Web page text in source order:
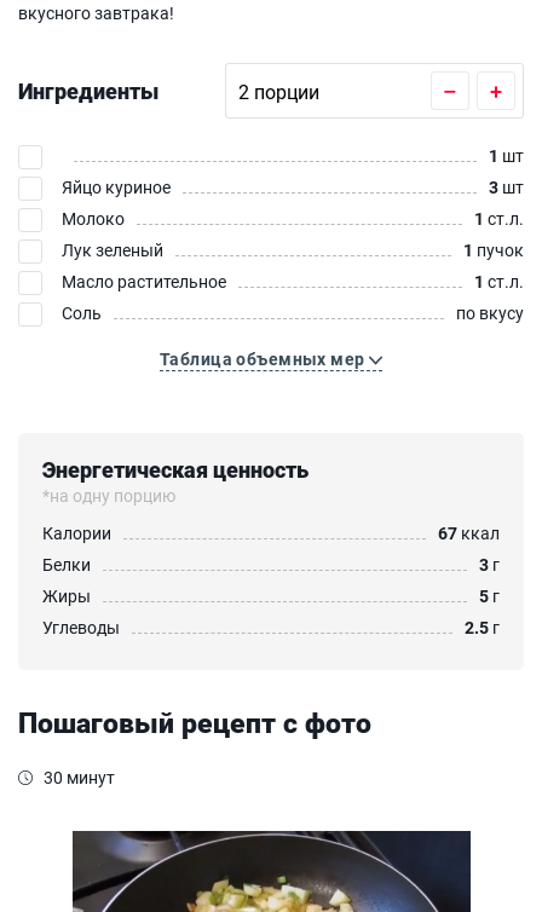
вкусного завтрака!
Ингредиенты – +
1 шт
Яйцо куриное
3 шт
Молоко
1 ст.л.
Лук зеленый
1 пучок
Масло растительное
1 ст.л.
Соль
по вкусу
Таблица объемных мер
Энергетическая ценность
*на одну порцию
Калории
67 ккал
Белки
3 г
Жиры
5 г
Углеводы
2.5 г
Пошаговый рецепт с фото
30 минут